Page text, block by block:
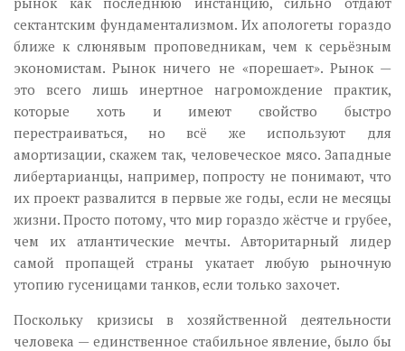
сектантским фундаментализмом. Их апологеты гораздо
ближе к слюнявым проповедникам, чем к серьёзным
экономистам. Рынок ничего не «порешает». Рынок —
это всего лишь инертное нагромождение практик,
которые хоть и имеют свойство быстро
перестраиваться, но всё же используют для
амортизации, скажем так, человеческое мясо. Западные
либертарианцы, например, попросту не понимают, что
их проект развалится в первые же годы, если не месяцы
жизни. Просто потому, что мир гораздо жёстче и грубее,
чем их атлантические мечты. Авторитарный лидер
самой пропащей страны укатает любую рыночную
утопию гусеницами танков, если только захочет.
Поскольку кризисы в хозяйственной деятельности
человека — единственное стабильное явление, было бы